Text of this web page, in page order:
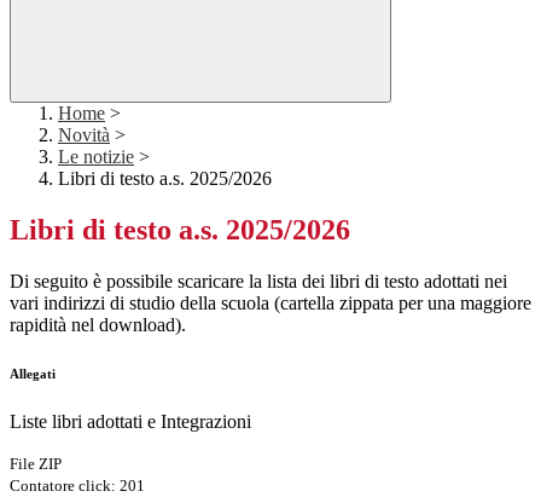
Home >
Novità >
Le notizie >
Libri di testo a.s. 2025/2026
Libri di testo a.s. 2025/2026
Di seguito è possibile scaricare la lista dei libri di testo adottati nei
vari indirizzi di studio della scuola (cartella zippata per una maggiore
rapidità nel download).
Allegati
Liste libri adottati e Integrazioni
File ZIP
Contatore click: 201